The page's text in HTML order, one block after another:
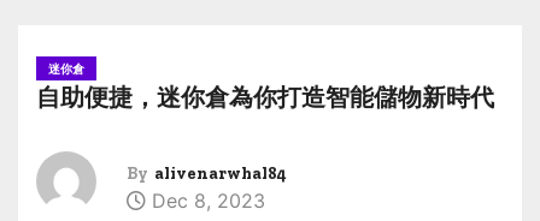
迷你倉
自助便捷，迷你倉為你打造智能儲物新時代
By alivenarwhal84
Dec 8, 2023